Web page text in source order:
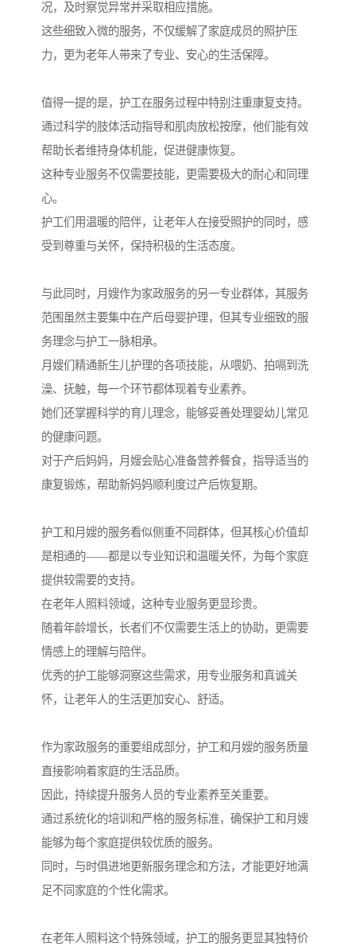
况，及时察觉异常并采取相应措施。
这些细致入微的服务，不仅缓解了家庭成员的照护压
力，更为老年人带来了专业、安心的生活保障。
值得一提的是，护工在服务过程中特别注重康复支持。
通过科学的肢体活动指导和肌肉放松按摩，他们能有效
帮助长者维持身体机能，促进健康恢复。
这种专业服务不仅需要技能，更需要极大的耐心和同理
心。
护工们用温暖的陪伴，让老年人在接受照护的同时，感
受到尊重与关怀，保持积极的生活态度。
与此同时，月嫂作为家政服务的另一专业群体，其服务
范围虽然主要集中在产后母婴护理，但其专业细致的服
务理念与护工一脉相承。
月嫂们精通新生儿护理的各项技能，从喂奶、拍嗝到洗
澡、抚触，每一个环节都体现着专业素养。
她们还掌握科学的育儿理念，能够妥善处理婴幼儿常见
的健康问题。
对于产后妈妈，月嫂会贴心准备营养餐食，指导适当的
康复锻炼，帮助新妈妈顺利度过产后恢复期。
护工和月嫂的服务看似侧重不同群体，但其核心价值却
是相通的——都是以专业知识和温暖关怀，为每个家庭
提供较需要的支持。
在老年人照料领域，这种专业服务更显珍贵。
随着年龄增长，长者们不仅需要生活上的协助，更需要
情感上的理解与陪伴。
优秀的护工能够洞察这些需求，用专业服务和真诚关
怀，让老年人的生活更加安心、舒适。
作为家政服务的重要组成部分，护工和月嫂的服务质量
直接影响着家庭的生活品质。
因此，持续提升服务人员的专业素养至关重要。
通过系统化的培训和严格的服务标准，确保护工和月嫂
能够为每个家庭提供较优质的服务。
同时，与时俱进地更新服务理念和方法，才能更好地满
足不同家庭的个性化需求。
在老年人照料这个特殊领域，护工的服务更显其独特价